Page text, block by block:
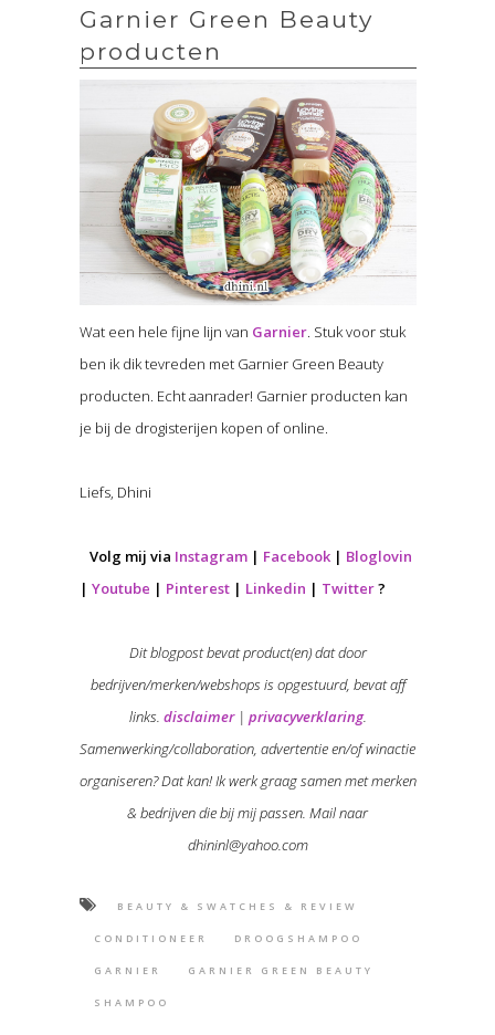
Garnier Green Beauty
producten
Wat een hele fijne lijn van Garnier. Stuk voor stuk
ben ik dik tevreden met Garnier Green Beauty
producten. Echt aanrader! Garnier producten kan
je bij de drogisterijen kopen of online.
Liefs, Dhini
Volg mij via Instagram| Facebook| Bloglovin
| Youtube | Pinterest| Linkedin | Twitter?
Dit blogpost bevat product(en) dat door
bedrijven/merken/webshops is opgestuurd, bevat aff
links. disclaimer| privacyverklaring.
Samenwerking/collaboration, advertentie en/of winactie
organiseren? Dat kan! Ik werk graag samen met merken
& bedrijven die bij mij passen. Mail naar
dhininl@yahoo.com
BEAUTY & SWATCHES & REVIEW
CONDITIONEER DROOGSHAMPOO
GARNIER GARNIER GREEN BEAUTY
SHAMPOO